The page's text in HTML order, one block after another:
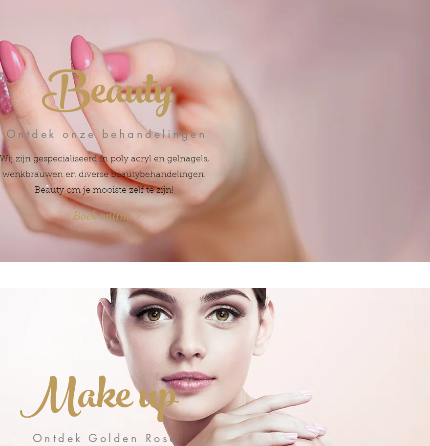
Beauty
Ontdek onze behandelingen
Wij zijn gespecialiseerd in poly acryl en gelnagels,
wenkbrauwen en diverse beautybehandelingen.
Beauty om je mooiste zelf te zijn!
Boek online >
Make up
Ontdek Golden Rose